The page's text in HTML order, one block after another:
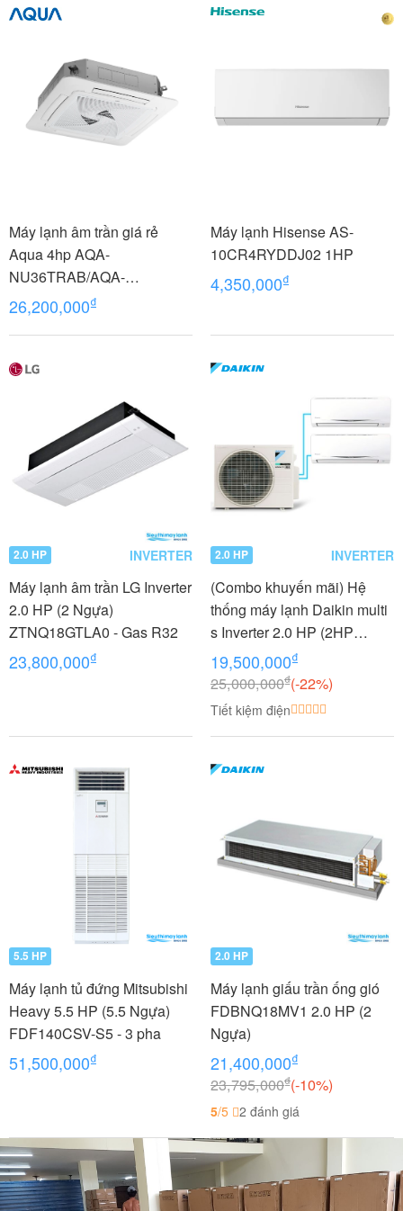
Máy lạnh âm trần giá rẻ
Aqua 4hp AQA-
NU36TRAB/AQA-
NC36TRN/PB-950QB
26,200,000₫
Máy lạnh Hisense AS-
10CR4RYDDJ02 1HP
4,350,000₫
2.0 HP INVERTER
Máy lạnh âm trần LG Inverter
2.0 HP (2 Ngựa)
ZTNQ18GTLA0 - Gas R32
23,800,000₫
2.0 HP INVERTER
(Combo khuyến mãi) Hệ
thống máy lạnh Daikin multi
s Inverter 2.0 HP (2HP
Ngựa) - 1 dàn nóng 2 dàn
lạnh (1.0 + 1.0 HP (1 Ngựa)
MKC50RVMV-
CTKC25RVMV+CTKC25RV
19,500,000₫
25,000,000₫(-22%)
Tiết kiệm điện
5.5 HP
Máy lạnh tủ đứng Mitsubishi
Heavy 5.5 HP (5.5 Ngựa)
FDF140CSV-S5 - 3 pha
51,500,000₫
2.0 HP
Máy lạnh giấu trần ống gió
FDBNQ18MV1 2.0 HP (2
Ngựa)
21,400,000₫
23,795,000₫(-10%)
5/5 2 đánh giá